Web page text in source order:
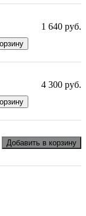
1 640 руб.
4 300 руб.
Добавить в корзину